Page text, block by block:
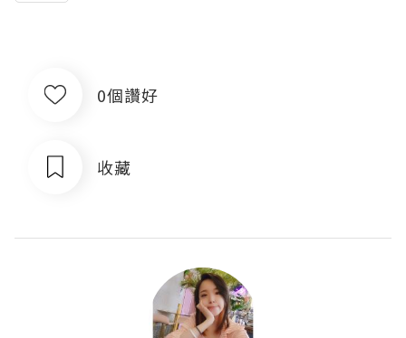
0個讚好
收藏